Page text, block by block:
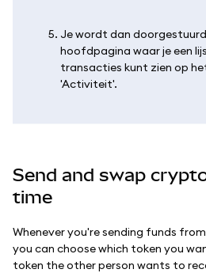
Je wordt dan
hoofdpagina waar je een
transacties kunt zien op
'Activiteit'.
Send and swap
time
Whenever you're sending funds
you can choose which token you
token the other person wants to